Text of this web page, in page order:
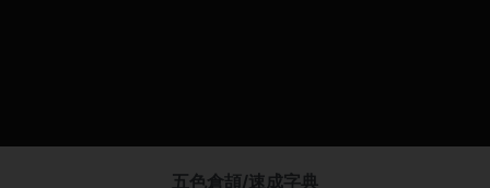
五色倉頡/速成字典